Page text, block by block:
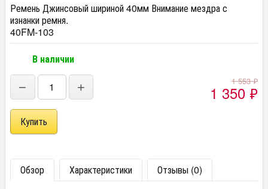
Ремень Джинсовый шириной 40мм Внимание мездра с
изнанки ремня.
40FM-103
В наличии
− + 1 553₽
1 350 ₽
Обзор Характеристики
Отзывы (0)